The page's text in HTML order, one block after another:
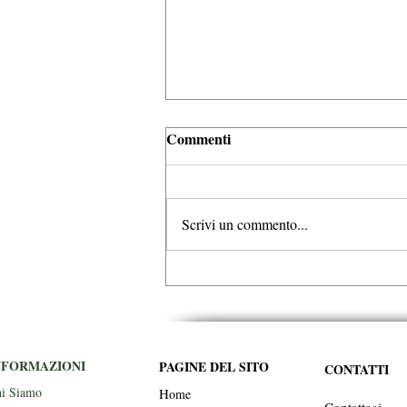
Trattamenti Personalizzati al
Body & Soul Estetica Arianna
Commenti
Scrivi un commento...
Siamo
PAGINE DEL SITO
Home
CONTATTI